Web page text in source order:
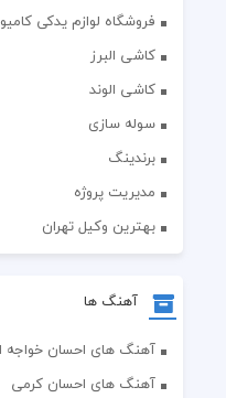
فروشگاه لوازم یدکی
کاشی البرز
کاشی الوند
سوله سازی
برندینگ
مدیریت پروژه
بهترین وکیل تهران
آهنگ ها
آهنگ های احسان خواجه
آهنگ های احسان کرمی